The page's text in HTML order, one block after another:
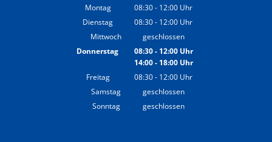
Montag 08:30- 12:00 Uhr
Von 08:30 bis 12:00 Uhr
Dienstag 08:30- 12:00 Uhr
Von 08:30 bis 12:00 Uhr
Mittwoch
geschlossen
Donnerstag
08:30- 12:00Uhr
Von 08:30 bis 12:00 Uhr
14:00- 18:00Uhr
Von 14:00 bis 18:00 Uhr
Freitag 08:30- 12:00 Uhr
Von 08:30 bis 12:00 Uhr
Samstag
geschlossen
Sonntag
geschlossen